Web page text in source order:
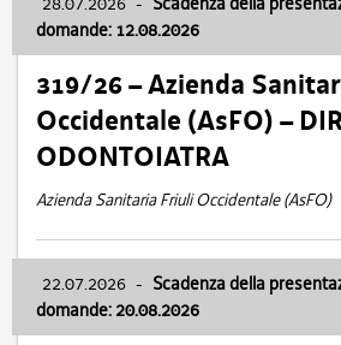
domande: 12.08.2026
319/26 – Azienda
Occidentale (AsFO) –
ODONTOIATRA
Azienda Sanitaria Friuli Occidentale (AsFO)
22.07.2026 - Scadenza della
domande: 20.08.2026